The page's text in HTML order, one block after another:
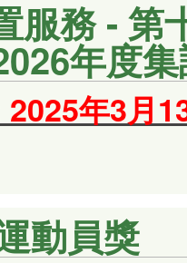
服務 - 第
年度
年3月
動員獎